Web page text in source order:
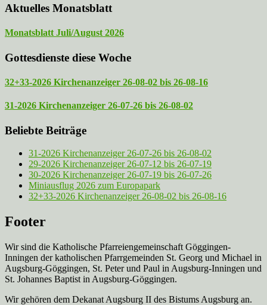
Aktuelles Monatsblatt
Monatsblatt Juli/August 2026
Gottesdienste diese Woche
32+33-2026 Kirchenanzeiger 26-08-02 bis 26-08-16
31-2026 Kirchenanzeiger 26-07-26 bis 26-08-02
Beliebte Beiträge
31-2026 Kirchenanzeiger 26-07-26 bis 26-08-02
29-2026 Kirchenanzeiger 26-07-12 bis 26-07-19
30-2026 Kirchenanzeiger 26-07-19 bis 26-07-26
Miniausflug 2026 zum Europapark
32+33-2026 Kirchenanzeiger 26-08-02 bis 26-08-16
Footer
Wir sind die Katholische Pfarreien­gemeinschaft Göggingen-
Inningen der katholischen Pfarrgemeinden St. Georg und Michael in
Augsburg-Göggingen, St. Peter und Paul in Augsburg-Inningen und
St. Johannes Baptist in Augsburg-Göggingen.
Wir gehören dem Dekanat Augsburg II des Bistums Augsburg an.